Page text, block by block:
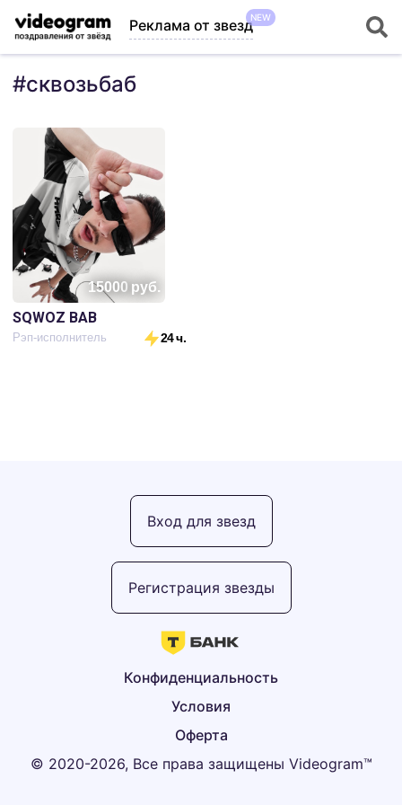
Реклама от звездNEW
#сквозьбаб
15000 руб.
SQWOZ BAB
Рэп-исполнитель 24 ч.
© 2020-2026, Все права защищены Videogram™
Оферта
Условия
Конфиденциальность
Регистрация звезды
Вход для звезд